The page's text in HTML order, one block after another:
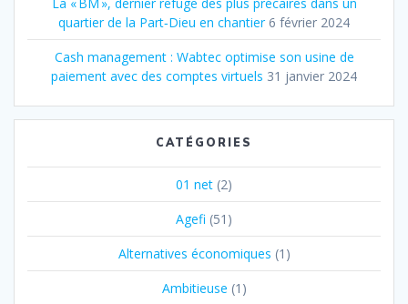
quartier de la Part‐Dieu en chantier 6 février 2024
Cash management : Wabtec optimise son usine de
paiement avec des comptes virtuels 31 janvier 2024
CATÉGORIES
01 net (2)
Agefi (51)
Alternatives économiques (1)
Ambitieuse (1)